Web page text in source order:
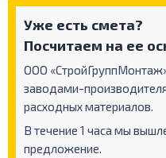
Уже есть смета?
Посчитаем на ее
ООО
заводами-
расходных материалов.
В течение 1 часа мы
предложение.